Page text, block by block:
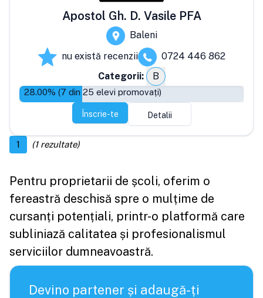
Apostol Gh. D. Vasile PFA
Baleni
nu există recenzii
0724 446 862
Categorii:
B
28.00% (7 din 25 elevi promovați)
Înscrie-te Detalii
1 (1rezultate)
Pentru proprietarii de școli, oferim o
fereastră deschisă spre o mulțime de
cursanți potențiali, printr-o platformă care
subliniază calitatea și profesionalismul
serviciilor dumneavoastră.
Devino partener și adaugă-ți